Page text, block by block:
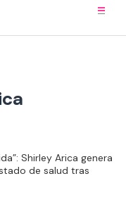
Shirley Arica genera
de salud tras